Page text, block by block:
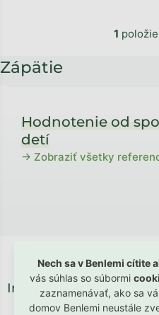
Nech sa v Benlemi cítite
vás súhlas so súbormi
zaznamenávať, ako sa
domov Benlemi neustále
1
Zápätie
Hodnotenie od
detí
→ Zobraziť všetky
Instagram